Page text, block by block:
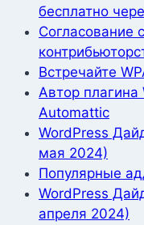
бесплатно
Согласование
Встречайте
Автор плагина
Automattic
WordPress
мая 2024)
Популярные
WordPress
апреля 2024)